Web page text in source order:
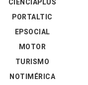
CIENCIAPLUS
PORTALTIC
EPSOCIAL
MOTOR
TURISMO
NOTIMÉRICA